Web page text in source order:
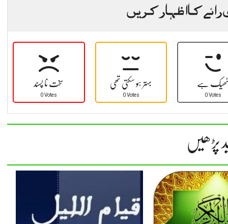
کا اظہار کریں
سخت نا پسند
0 Votes
بہتر ہو سکتی تھی
0 Votes
ہے
0 Votes
پڑھیں